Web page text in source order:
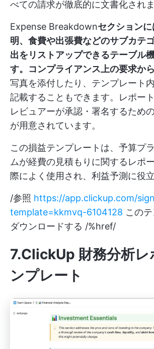
べての請求が徹底的に文書化されま
Expense Breakdownセクション
明、食費や出張費などのサブカテ
出をリストアップできるテーブル
す。コンプライアンス上の要求から
写真を添付したり、テンプレート
記載することもできます。レポー
レビュアーが承認・署名するため
が用意されています。
この損益テンプレートは、予算プ
ムが経費の見積もりに関するレポ
際によく使用され、利益予測に役立
/参照 https://app.clickup.com/
template=kkmvq-6104128 この
ダウンロードする /%href/
7.ClickUp 財務分析レ
ンプレート